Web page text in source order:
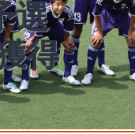
選
得